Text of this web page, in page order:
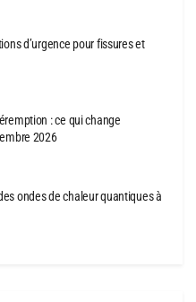
d’urgence pour fissures et
: ce qui change
2026
ondes de chaleur quantiques à